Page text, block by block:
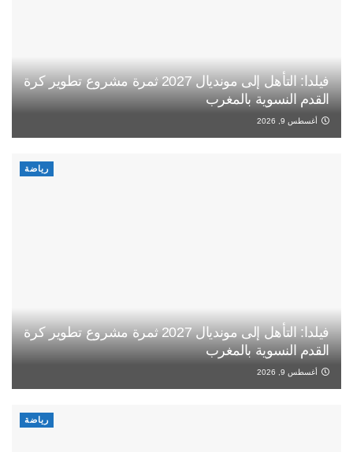
فيلدا: التأهل إلى مونديال 2027 ثمرة مشروع تطوير كرة
القدم النسوية بالمغرب
أغسطس 9, 2026
رياضة
فيلدا: التأهل إلى مونديال 2027 ثمرة مشروع تطوير كرة
القدم النسوية بالمغرب
أغسطس 9, 2026
رياضة